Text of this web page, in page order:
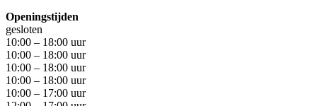
Openingstijden
gesloten
10:00 – 18:00 uur
10:00 – 18:00 uur
10:00 – 18:00 uur
10:00 – 18:00 uur
10:00 – 17:00 uur